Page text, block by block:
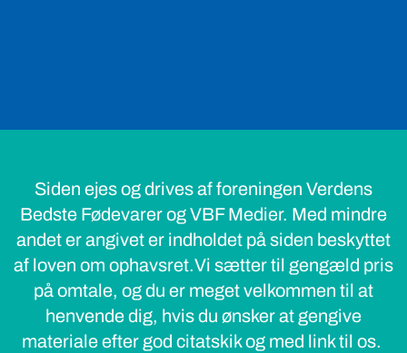
Siden ejes og drives af foreningen Verdens
Bedste Fødevarer og VBF Medier. Med mindre
andet er angivet er indholdet på siden beskyttet
af loven om ophavsret.Vi sætter til gengæld pris
på omtale, og du er meget velkommen til at
henvende dig, hvis du ønsker at gengive
materiale efter god citatskik og med link til os.